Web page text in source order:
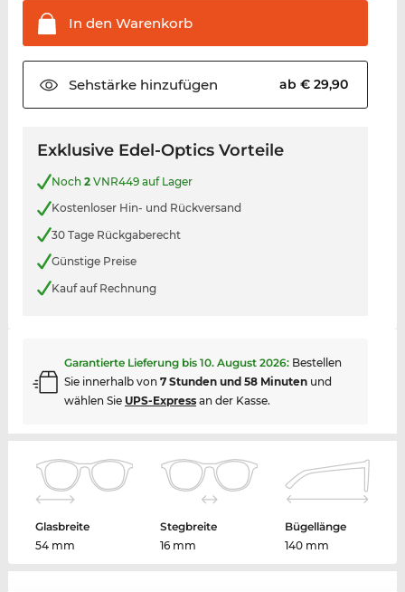
In den Warenkorb
Sehstärkehinzufügen ab € 29,90
Exklusive Edel-Optics Vorteile
Noch 2VNR449 auf Lager
Kostenloser Hin- und Rückversand
30 Tage Rückgaberecht
Günstige Preise
Kauf auf Rechnung
Garantierte Lieferung bis 10. August 2026: Bestellen
Sie innerhalb von 7 Stunden und 58 Minutenund
wählen Sie UPS-Expressan der Kasse.
Glasbreite
54 mm
Stegbreite
16 mm
Bügellänge
140 mm